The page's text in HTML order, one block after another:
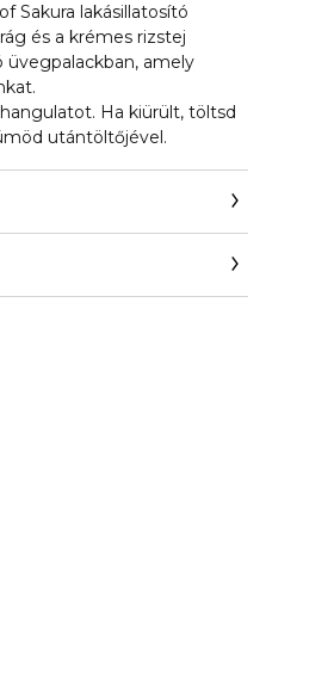
Sakura lakásillatosító
és a krémes rizstej
üvegpalackban, amely
Ha kiürült, töltsd
utántöltőjével.